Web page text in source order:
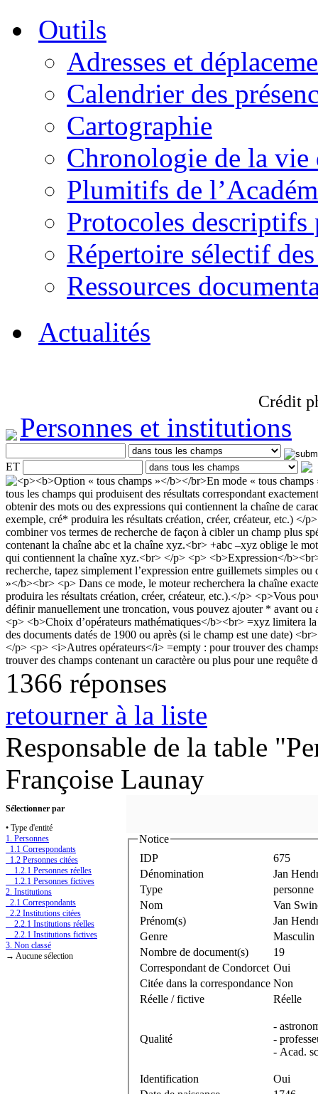
Outils
Adresses et
Calendrier des
Cartographie
Chronologie de la vie
Plumitifs de
Protocoles descriptifs
Répertoire sélectif
Ressources
Actualités
Crédit
Personnes et institutions
ET
1366 réponses
retourner à la liste
Responsable de la table
Françoise Launay
Sélectionner par
• Type d'entité
1. Personnes
1.1 Correspondants
1.2 Personnes citées
1.2.1 Personnes réelles
1.2.1 Personnes fictives
2. Institutions
2.1 Correspondants
2.2 Institutions citées
2.2.1 Institutions réelles
2.2.1 Institutions fictives
3. Non classé
→ Aucune sélection
Notice
IDP
675
Dénomination
Jan
Type
personne
Nom
Van
Prénom(s)
Jan
Genre
Masculin
Nombre de document(s)
19
Correspondant de Condorcet Oui
Citée dans la correspondance Non
Réelle / fictive
Réelle
Qualité
-
-
- Acad.
Identification
Oui